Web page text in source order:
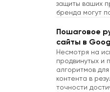
защиты ваших
бренда могут
Пошаговое
сайты в
Несмотря на
продвинутых и
алгоритмов
контента в
точности
ООО «Ай-Кью
ИНН 7801419491
персональных данных
данных с помощью cookie